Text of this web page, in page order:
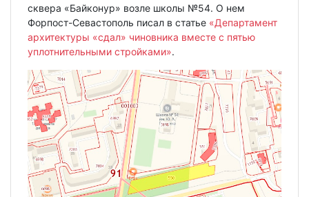
сквера «Байконур» возле школы №54. О нем
Форпост-Севастополь писал в статье «Департамент
архитектуры «сдал» чиновника вместе с пятью
уплотнительными стройками».